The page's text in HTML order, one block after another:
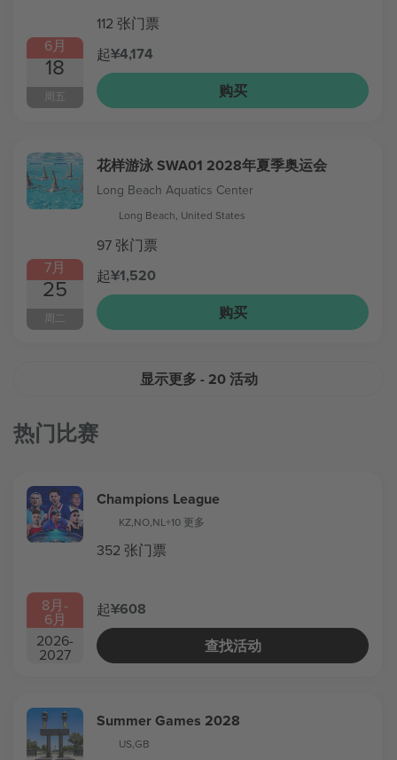
6月
18
周五
112 张门票
起¥4,174
购买
7月
25
周二
花样游泳 SWA01 2028年夏季奥运会
Long Beach Aquatics Center
Long Beach, United States
97 张门票
起¥1,520
购买
显示更多 - 20 活动
热门比赛
8月-
6月
2026-
2027
Champions League
KZ,NO,NL+10 更多
352 张门票
起¥608
查找活动
Summer Games 2028
US,GB